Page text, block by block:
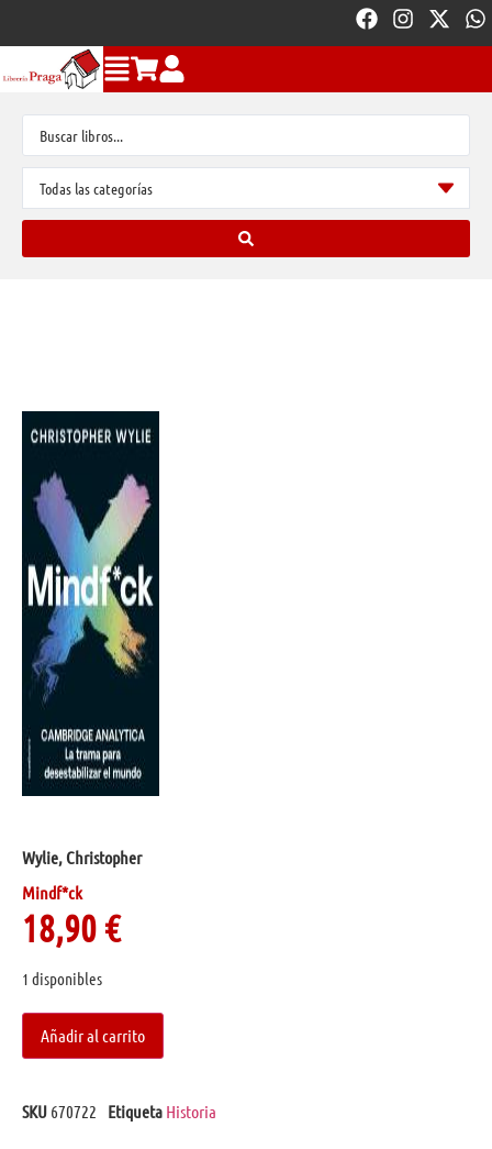
Wylie, Christopher
Mindf*ck
18,90€
1 disponibles
Añadir al carrito
SKU 670722 Etiqueta Historia